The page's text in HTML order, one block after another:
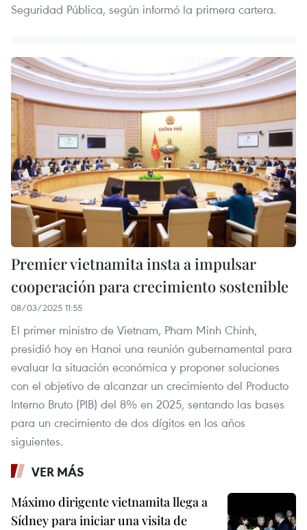
Seguridad Pública, según informó la primera cartera.
Premier vietnamita insta a impulsar
cooperación para crecimiento sostenible
08/03/2025 11:55
El primer ministro de Vietnam, Pham Minh Chinh,
presidió hoy en Hanoi una reunión gubernamental para
evaluar la situación económica y proponer soluciones
con el objetivo de alcanzar un crecimiento del Producto
Interno Bruto (PIB) del 8% en 2025, sentando las bases
para un crecimiento de dos dígitos en los años
siguientes.
VER MÁS
Máximo dirigente vietnamita llega a
Sídney para iniciar una visita de